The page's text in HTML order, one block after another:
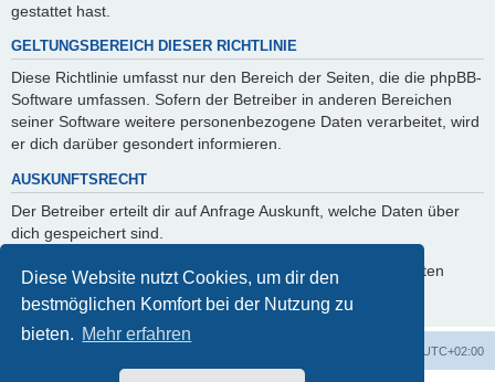
Diese Website nutzt Cookies, um dir den
bestmöglichen Komfort bei der Nutzung zu
bieten. Mehr erfahren
gestattet hast.
GELTUNGSBEREICH DIESER RICHTLINIE
Diese Richtlinie umfasst nur den Bereich der Seiten, die die phpBB-
Software umfassen. Sofern der Betreiber in anderen Bereichen
seiner Software weitere personenbezogene Daten verarbeitet, wird
er dich darüber gesondert informieren.
AUSKUNFTSRECHT
Der Betreiber erteilt dir auf Anfrage Auskunft, welche Daten über
dich gespeichert sind.
Du kannst jederzeit die Löschung bzw. Sperrung deiner Daten
verlangen. Kontaktiere hierzu bitte den Betreiber.
UTC+02:00